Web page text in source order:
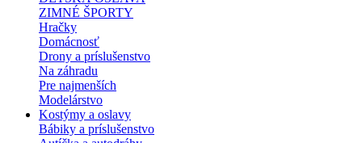
ZIMNÉ ŠPORTY
Hračky
Domácnosť
Drony a príslušenstvo
Na záhradu
Pre najmenších
Modelárstvo
Kostýmy a oslavy
Bábiky a príslušenstvo